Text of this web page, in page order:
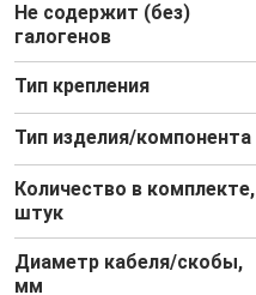
Не содержит (без)
галогенов
Тип крепления
Тип изделия/компонента
Количество в комплекте,
штук
Диаметр кабеля/скобы,
мм